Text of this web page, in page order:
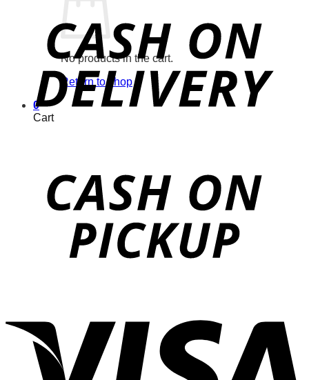
No products in the cart.
Return to shop
0
Cart